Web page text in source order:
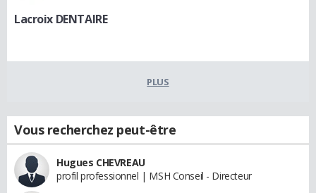
Lacroix DENTAIRE
PLUS
Vous recherchez peut-être
Hugues CHEVREAU
profil professionnel | MSH Conseil - Directeur